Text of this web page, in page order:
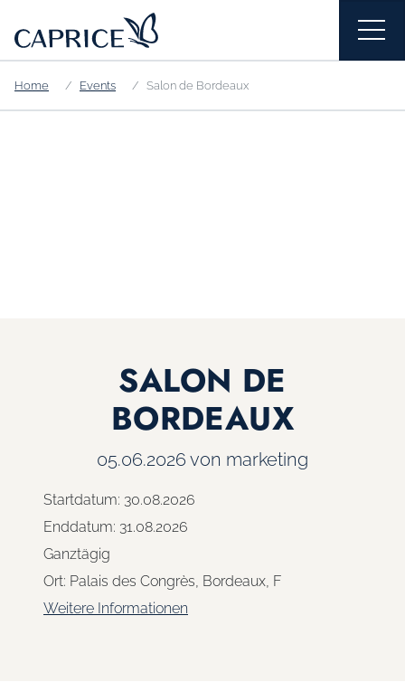
Home Events Salon de Bordeaux
SALON DE
BORDEAUX
05.06.2026 von marketing
Startdatum: 30.08.2026
Enddatum: 31.08.2026
Ganztägig
Ort: Palais des Congrès, Bordeaux, F
Weitere Informationen